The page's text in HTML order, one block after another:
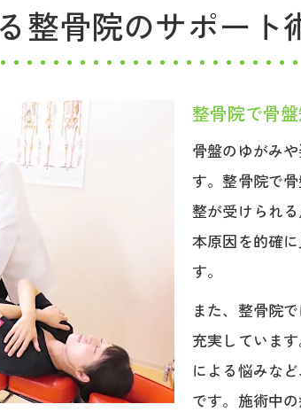
産後の骨盤矯正は整
整骨院で受ける産後
整骨院の骨盤矯正
産後骨盤矯正の流
骨盤矯正ストレッチを
骨盤矯正ストレッ
ストレッチ効果を
整骨院のサポート
身体の不調改善に整骨
整骨院のサポート
整骨院で骨
骨盤のゆがみ
す。整骨院で
整が受けられ
本原因を的確
す。
また、整骨院
充実していま
による悩みな
です。施術中